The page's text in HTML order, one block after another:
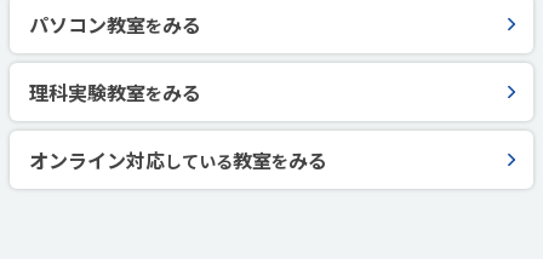
パソコン教室をみる
理科実験教室をみる
オンライン対応している教室をみる